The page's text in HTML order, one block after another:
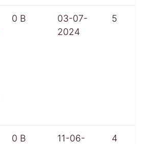
0 B
03-07-
2024
5
0 B
11-06-
4